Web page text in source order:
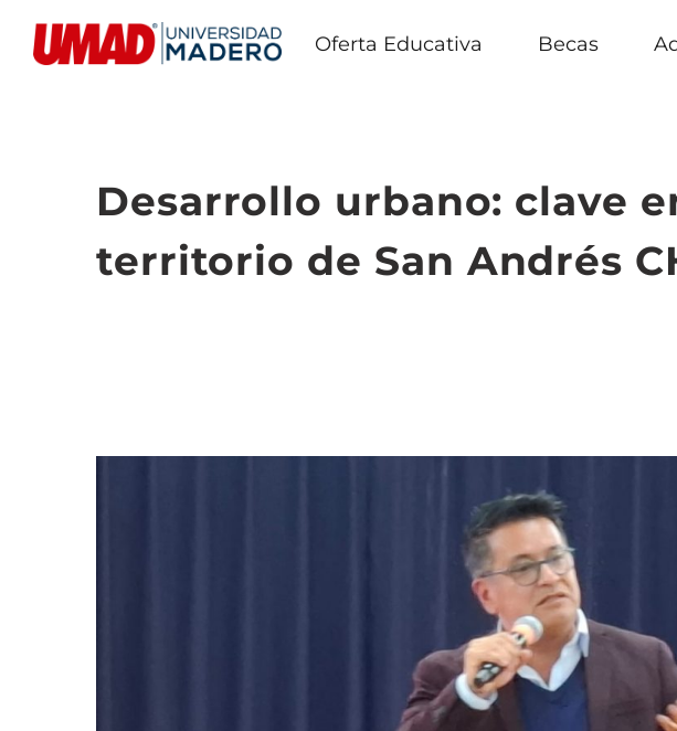
Oferta Educativa Becas
Desarrollo urbano: clave
territorio de San Andrés